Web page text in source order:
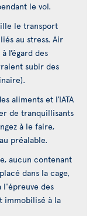
le vol.
le transport
au stress. Air
l’égard des
subir des
aliments et l’IATA
de tranquillisants
à le faire,
préalable.
aucun contenant
dans la cage,
l'épreuve des
immobilisé à la